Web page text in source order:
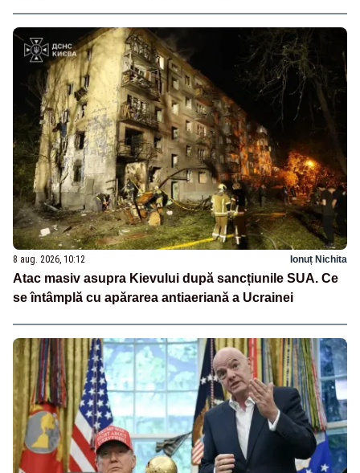
8 aug. 2026, 10:12 Ionuț Nichita
Atac masiv asupra Kievului după sancțiunile SUA. Ce
se întâmplă cu apărarea antiaeriană a Ucrainei